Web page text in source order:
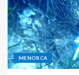
MENORCA